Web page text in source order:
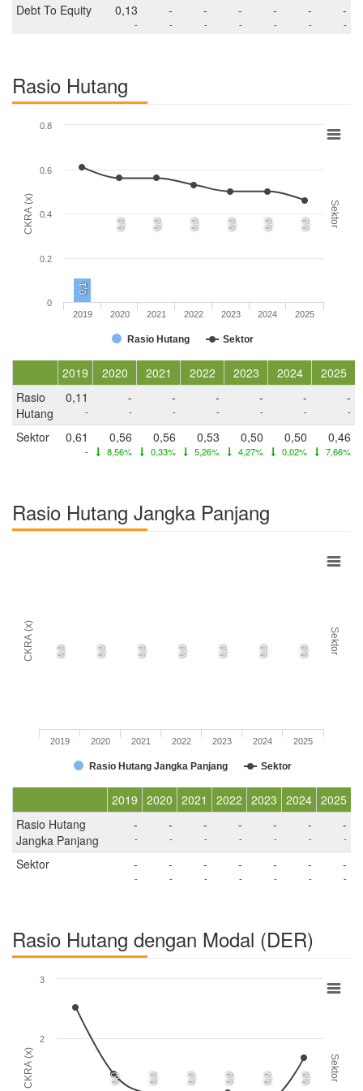
Debt To Equity 0,13
-
-
-
-
-
-
-
-
-
-
-
-
-
Rasio Hutang
CKRA (x) Sektor
0,1
0,0 0,0 0,0 0,0 0,0 0,0
Rasio Hutang Sektor
2019 2020 2021 2022 2023 2024 2025
0
0.2
0.4
0.6
0.8
2019 2020 2021 2022 2023 2024
2025
Rasio
Hutang
0,11
-
-
-
-
-
-
-
-
-
-
-
-
-
Sektor 0,61
-
0,56
8,56%
0,56
0,33%
0,53
5,26%
0,50
4,27%
0,50
0,02%
0,46
7,66%
Rasio Hutang Jangka Panjang
CKRA (x) Sektor
0,0 0,0 0,0 0,0 0,0 0,0 0,0
Rasio Hutang Jangka Panjang Sektor
2019 2020 2021 2022 2023 2024 2025
2019 2020 2021 2022 2023 2024 2025
Rasio Hutang
Jangka Panjang
-
-
-
-
-
-
-
-
-
-
-
-
-
-
Sektor -
-
-
-
-
-
-
-
-
-
-
-
-
-
Rasio Hutang dengan Modal (DER)
CKRA (x) Sektor
0,0 0,0 0,0 0,0 0,0 0,0
2
3